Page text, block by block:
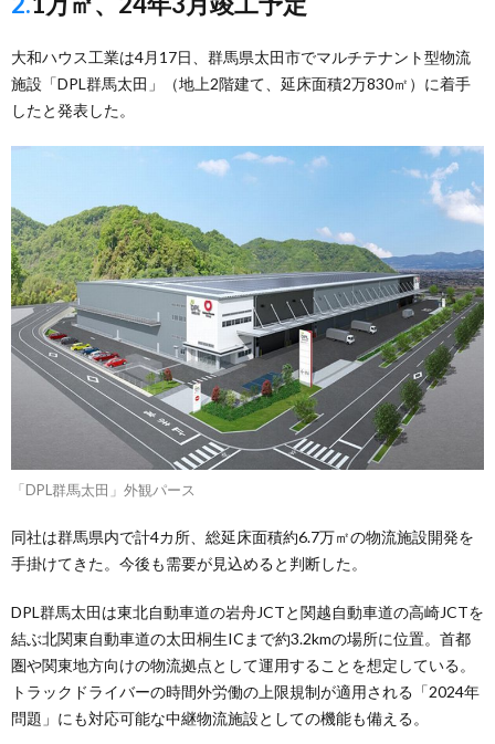
大和ハウス工業は4月17日、群馬県太田市でマルチテナント型物流
施設「DPL群馬太田」（地上2階建て、延床面積2万830㎡）に着手
したと発表した。
「DPL群馬太田」外観パース
同社は群馬県内で計4カ所、総延床面積約6.7万㎡の物流施設開発を
手掛けてきた。今後も需要が見込めると判断した。
DPL群馬太田は東北自動車道の岩舟JCTと関越自動車道の高崎JCTを
結ぶ北関東自動車道の太田桐生ICまで約3.2kmの場所に位置。首都
圏や関東地方向けの物流拠点として運用することを想定している。
トラックドライバーの時間外労働の上限規制が適用される「2024年
問題」にも対応可能な中継物流施設としての機能も備える。